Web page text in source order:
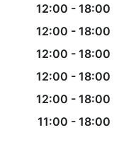
12:00 - 18:00
12:00 - 18:00
12:00 - 18:00
12:00 - 18:00
12:00 - 18:00
11:00 - 18:00